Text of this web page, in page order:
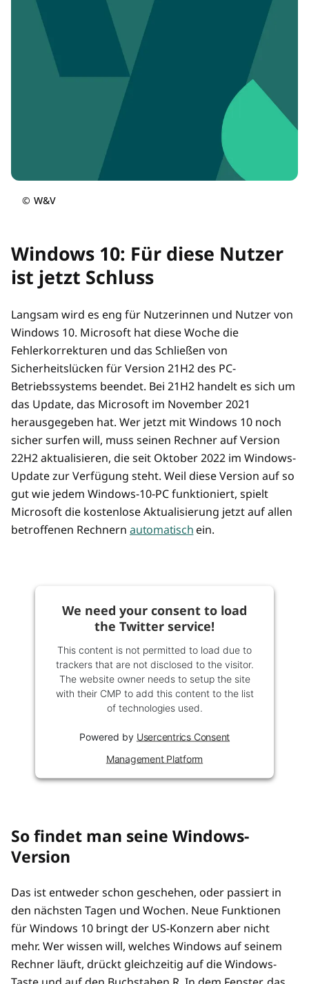
© W&V
Windows 10: Für diese Nutzer
ist jetzt Schluss
Langsam wird es eng für Nutzerinnen und Nutzer von
Windows 10. Microsoft hat diese Woche die
Fehlerkorrekturen und das Schließen von
Sicherheitslücken für Version 21H2 des PC-
Betriebssystems beendet. Bei 21H2 handelt es sich um
das Update, das Microsoft im November 2021
herausgegeben hat. Wer jetzt mit Windows 10 noch
sicher surfen will, muss seinen Rechner auf Version
22H2 aktualisieren, die seit Oktober 2022 im Windows-
Update zur Verfügung steht. Weil diese Version auf so
gut wie jedem Windows-10-PC funktioniert, spielt
Microsoft die kostenlose Aktualisierung jetzt auf allen
betroffenen Rechnern automatisch ein.
We need your consent to load
the Twitter service!
This content is not permitted to load due to
trackers that are not disclosed to the visitor.
The website owner needs to setup the site
with their CMP to add this content to the list
of technologies used.
Powered by Usercentrics Consent
Management Platform
So findet man seine Windows-
Version
Das ist entweder schon geschehen, oder passiert in
den nächsten Tagen und Wochen. Neue Funktionen
für Windows 10 bringt der US-Konzern aber nicht
mehr. Wer wissen will, welches Windows auf seinem
Rechner läuft, drückt gleichzeitig auf die Windows-